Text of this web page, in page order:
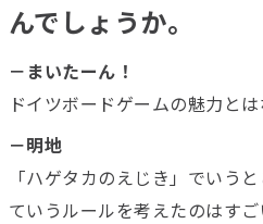
んでしょうか。
－まいたーん！
ドイツボードゲームの魅力とは
－明地
「ハゲタカのえじき」でいう
ていうルールを考えたのはす